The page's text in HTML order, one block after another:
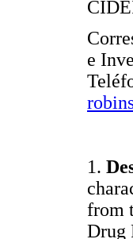
e
1.
from
Drug